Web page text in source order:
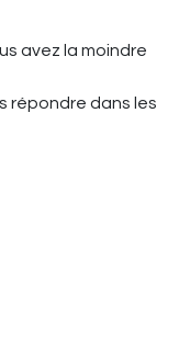
avez la moindre
répondre dans les